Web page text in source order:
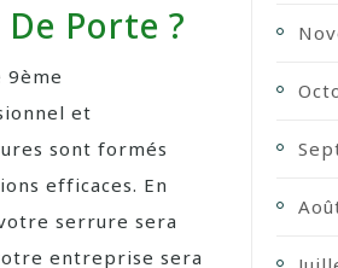
Porte ?
9ème
et
sont formés
efficaces. En
serrure sera
entreprise sera